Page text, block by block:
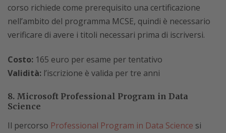
corso richiede come prerequisito una certificazione
nell’ambito del programma MCSE, quindi è necessario
verificare di avere i titoli necessari prima di iscriversi.
Costo: 165 euro per esame per tentativo
Validità: l’iscrizione è valida per tre anni
8. Microsoft Professional Program in Data
Science
Il percorso Professional Program in Data Science si